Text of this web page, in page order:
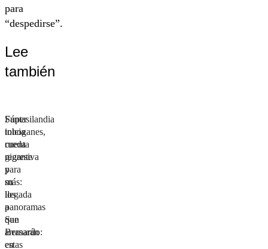
para
“despedirse”.
Lee
también
Súper
toboganes,
rueda
gigante
y
más:
los
panoramas
que
arrasarán
en
Fantasilandia
inicia
cuenta
regresiva
para
su
llegada
a
San
Bernardo:
estas